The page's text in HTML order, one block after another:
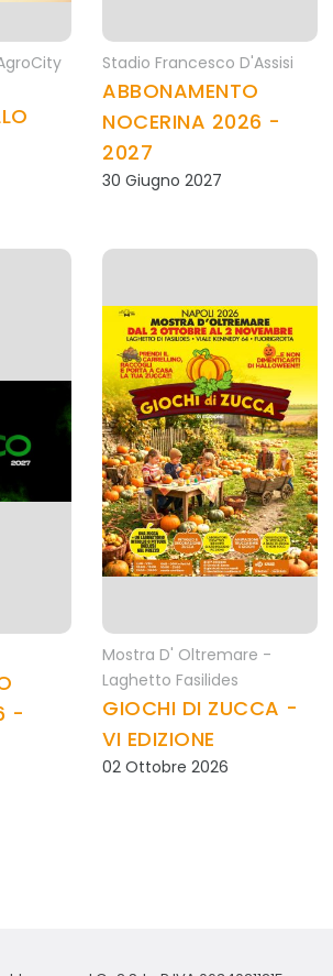
Stadio Francesco D'Assisi
ABBONAMENTO
NOCERINA 2026 -
2027
30 Giugno 2027
-
Mostra D' Oltremare -
Laghetto Fasilides
GIOCHI DI ZUCCA -
VI EDIZIONE
02 Ottobre 2026